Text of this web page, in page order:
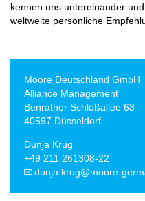
kennen uns untereinander
weltweite persönliche
Moore Deutschland GmbH
Alliance Management
Benrather Schloßallee 63
40597 Düsseldorf
Dunja Krug
+49 211 261308-22
dunja.krug@moore-